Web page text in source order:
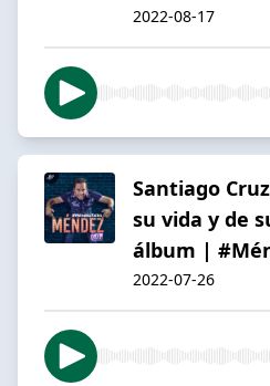
2022-08-17
Santiago
su vida y de
álbum |
2022-07-26